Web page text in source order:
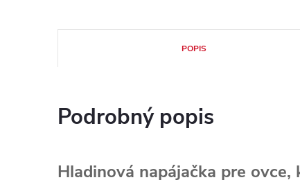
POPIS
Podrobný popis
Hladinová napájačka pre